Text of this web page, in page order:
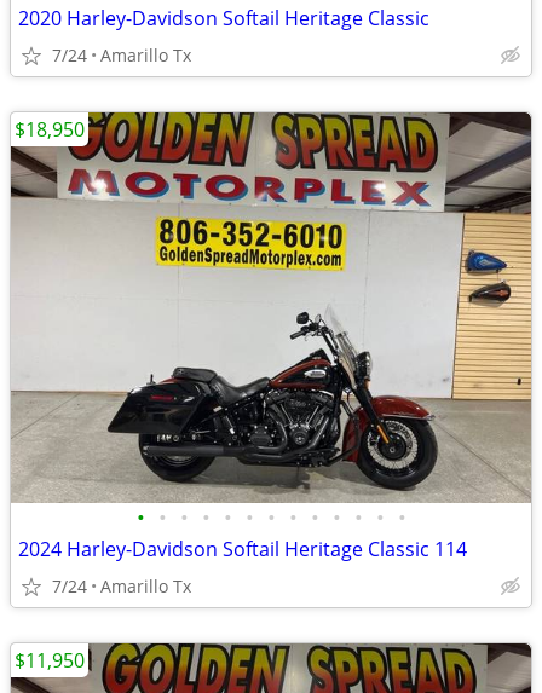
2020 Harley-Davidson Softail Heritage Classic
7/24 Amarillo Tx
• • • • • • • • • • • • •
2024 Harley-Davidson Softail Heritage Classic 114
7/24 Amarillo Tx
$18,950
$11,950